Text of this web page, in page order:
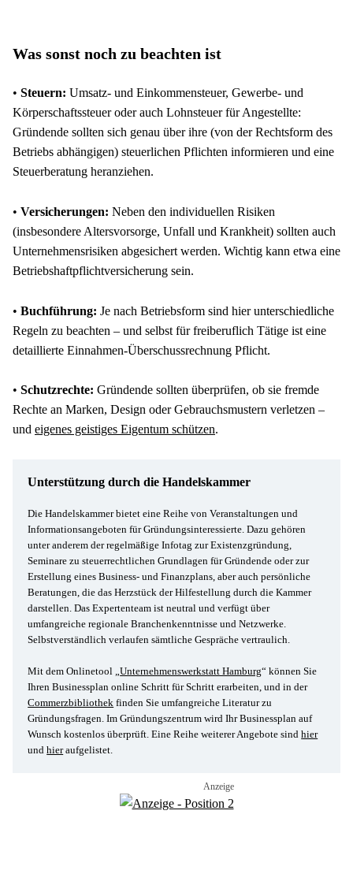
Was sonst noch zu beachten ist
• Steuern: Umsatz- und Einkommensteuer, Gewerbe- und
Körperschaftssteuer oder auch Lohnsteuer für Angestellte:
Gründende sollten sich genau über ihre (von der Rechtsform des
Betriebs abhängigen) steuerlichen Pflichten informieren und eine
Steuerberatung heranziehen.
• Versicherungen: Neben den individuellen Risiken
(insbesondere Altersvorsorge, Unfall und Krankheit) sollten auch
Unternehmensrisiken abgesichert werden. Wichtig kann etwa eine
Betriebshaftpflichtversicherung sein.
• Buchführung: Je nach Betriebsform sind hier unterschiedliche
Regeln zu beachten – und selbst für freiberuflich Tätige ist eine
detaillierte Einnahmen-Überschussrechnung Pflicht.
• Schutzrechte: Gründende sollten überprüfen, ob sie fremde
Rechte an Marken, Design oder Gebrauchsmustern verletzen –
und eigenes geistiges Eigentum schützen.
Unterstützung durch die Handelskammer
Die Handelskammer bietet eine Reihe von Veranstaltungen und
Informationsangeboten für Gründungsinteressierte. Dazu gehören
unter anderem der regelmäßige Infotag zur Existenzgründung,
Seminare zu steuerrechtlichen Grundlagen für Gründende oder zur
Erstellung eines Business- und Finanzplans, aber auch persönliche
Beratungen, die das Herzstück der Hilfestellung durch die Kammer
darstellen. Das Expertenteam ist neutral und verfügt über
umfangreiche regionale Branchenkenntnisse und Netzwerke.
Selbstverständlich verlaufen sämtliche Gespräche vertraulich.
Mit dem Onlinetool „Unternehmenswerkstatt Hamburg“ können Sie
Ihren Businessplan online Schritt für Schritt erarbeiten, und in der
Commerzbibliothek finden Sie umfangreiche Literatur zu
Gründungsfragen. Im Gründungszentrum wird Ihr Businessplan auf
Wunsch kostenlos überprüft. Eine Reihe weiterer Angebote sind hier
und hier aufgelistet.